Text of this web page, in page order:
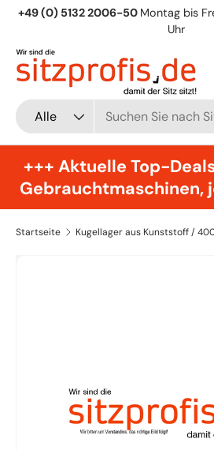
+49 (0) 5132 2006-50 Montag bis
Uhr
Suchen
Art
Alle
+++ Aktuelle Top-
Gebrauchtmaschinen,
Startseite Kugellager aus Kunststoff /